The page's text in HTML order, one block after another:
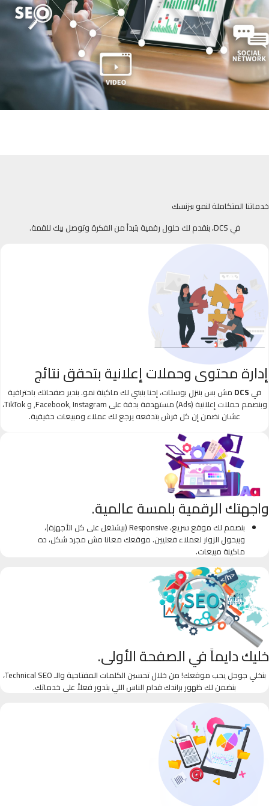
خدماتنا المتكاملة لنمو بيزنسك
في DCS، بنقدم لك حلول رقمية بتبدأ من الفكرة وتوصل بيك للقمة.
إدارة محتوى وحملات إعلانية بتحقق نتائج
في DCS مش بس بننزل بوستات، إحنا بنبني لك ماكينة نمو. بندير صفحاتك باحترافية
وبنصمم حملات إعلانية (Ads) مستهدفة بدقة على Facebook, Instagram, و TikTok،
عشان نضمن إن كل قرش بتدفعه يرجع لك عملاء ومبيعات حقيقية.
واجهتك الرقمية بلمسة عالمية.
بنصمم لك موقع سريع، Responsive (بيشتغل على كل الأجهزة)،
وبيحول الزوار لعملاء فعليين. موقعك معانا مش مجرد شكل، ده
ماكينة مبيعات.
خليك دايماً في الصفحة الأولى.
بنخلي جوجل يحب موقعك! من خلال تحسين الكلمات المفتاحية والـ Technical SEO،
بنضمن لك ظهور براندك قدام الناس اللي بتدور فعلاً على خدماتك.